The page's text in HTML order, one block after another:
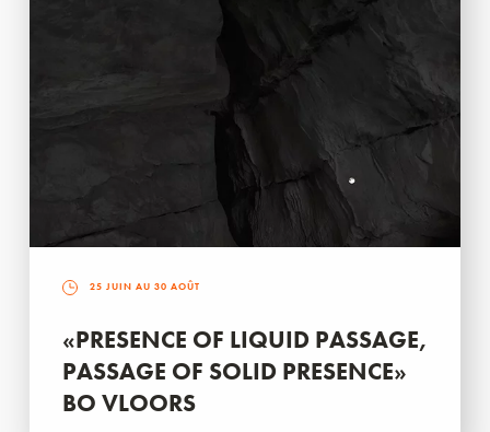
25 JUIN AU 30 AOÛT
«PRESENCE OF LIQUID PASSAGE,
PASSAGE OF SOLID PRESENCE»
BO VLOORS